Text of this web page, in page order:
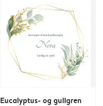
Eucalyptus- og gullgren